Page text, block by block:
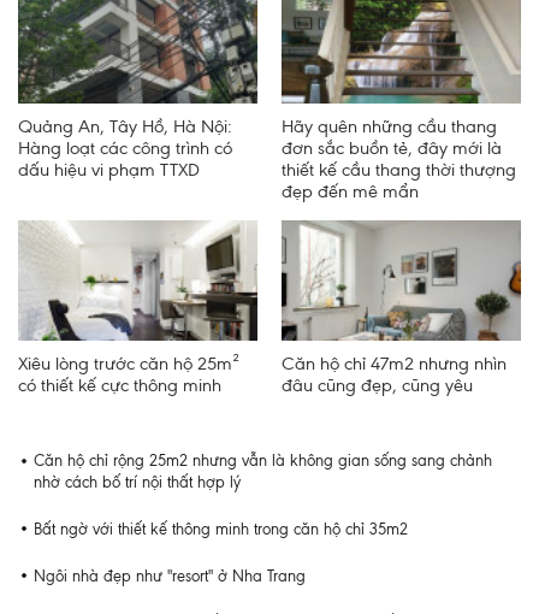
Quảng An, Tây Hồ, Hà Nội:
Hàng loạt các công trình có
dấu hiệu vi phạm TTXD
Hãy quên những cầu thang
đơn sắc buồn tẻ, đây mới là
thiết kế cầu thang thời thượng
đẹp đến mê mẩn
Xiêu lòng trước căn hộ 25m²
có thiết kế cực thông minh
Căn hộ chỉ 47m2 nhưng nhìn
đâu cũng đẹp, cũng yêu
Căn hộ chỉ rộng 25m2 nhưng vẫn là không gian sống sang chảnh
nhờ cách bố trí nội thất hợp lý
Bất ngờ với thiết kế thông minh trong căn hộ chỉ 35m2
Ngôi nhà đẹp như "resort" ở Nha Trang